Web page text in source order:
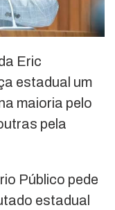
Eric
estadual um
maioria pelo
pela
Público pede
estadual